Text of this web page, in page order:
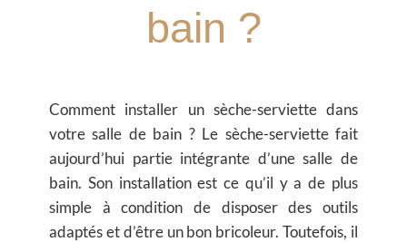
bain ?
Comment installer un sèche-serviette dans
votre salle de bain ? Le sèche-serviette fait
aujourd’hui partie intégrante d’une salle de
bain. Son installation est ce qu’il y a de plus
simple à condition de disposer des outils
adaptés et d’être un bon bricoleur. Toutefois, il